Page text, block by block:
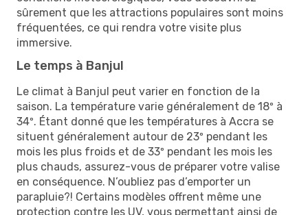
sûrement que les attractions populaires sont moins
fréquentées, ce qui rendra votre visite plus
immersive.
Le temps à Banjul
Le climat à Banjul peut varier en fonction de la
saison. La température varie généralement de 18º à
34º. Étant donné que les températures à Accra se
situent généralement autour de 23º pendant les
mois les plus froids et de 33º pendant les mois les
plus chauds, assurez-vous de préparer votre valise
en conséquence. N’oubliez pas d’emporter un
parapluie?! Certains modèles offrent même une
protection contre les UV, vous permettant ainsi de